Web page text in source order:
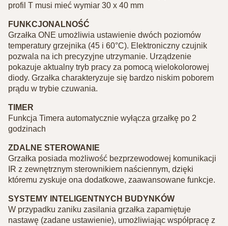
profil T musi mieć wymiar 30 x 40 mm
FUNKCJONALNOŚĆ
Grzałka ONE umożliwia ustawienie dwóch poziomów
temperatury grzejnika (45 i 60°C). Elektroniczny czujnik
pozwala na ich precyzyjne utrzymanie. Urządzenie
pokazuje aktualny tryb pracy za pomocą wielokolorowej
diody. Grzałka charakteryzuje się bardzo niskim poborem
prądu w trybie czuwania.
TIMER
Funkcja Timera automatycznie wyłącza grzałkę po 2
godzinach
ZDALNE STEROWANIE
Grzałka posiada możliwość bezprzewodowej komunikacji
IR z zewnętrznym sterownikiem naściennym, dzięki
któremu zyskuje ona dodatkowe, zaawansowane funkcje.
SYSTEMY INTELIGENTNYCH BUDYNKÓW
W przypadku zaniku zasilania grzałka zapamiętuje
nastawę (zadane ustawienie), umożliwiając współpracę z